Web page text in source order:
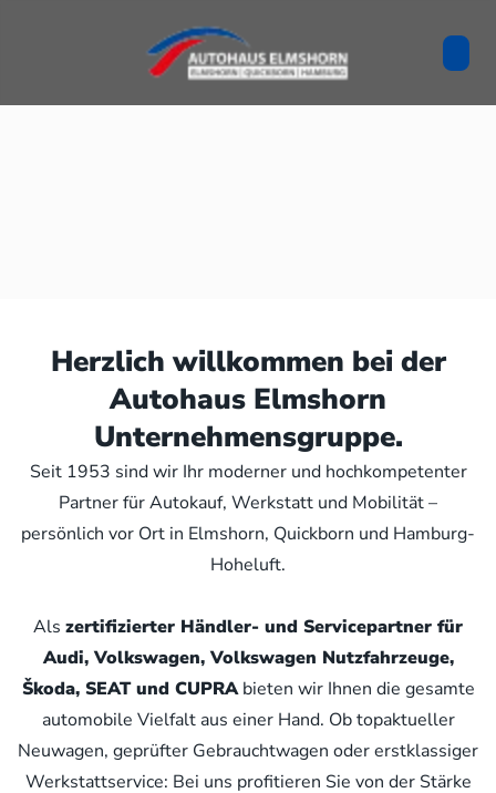
Herzlich willkommen bei der
Autohaus Elmshorn
Unternehmensgruppe.
Seit 1953 sind wir Ihr moderner und hochkompetenter
Partner für Autokauf, Werkstatt und Mobilität –
persönlich vor Ort in Elmshorn, Quickborn und Hamburg-
Hoheluft.
Als zertifizierter Händler- und Servicepartner für
Audi, Volkswagen, Volkswagen Nutzfahrzeuge,
Škoda, SEAT und CUPRAbieten wir Ihnen die gesamte
automobile Vielfalt aus einer Hand. Ob topaktueller
Neuwagen, geprüfter Gebrauchtwagen oder erstklassiger
Werkstattservice: Bei uns profitieren Sie von der Stärke